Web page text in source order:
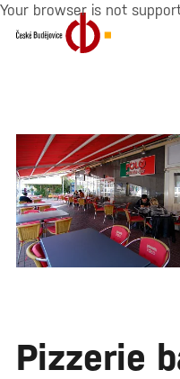
Your browser is not
Pizzerie